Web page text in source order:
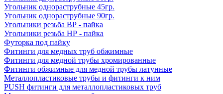
Угольник однораструбные 45гр.
Угольник однораструбные 90гр.
Угольники резьба ВР - пайка
Угольники резьба НР - пайка
Футорка под пайку
Фитинги для медных труб обжимные
Фитинги для медной трубы хромированные
Фитинги обжимные для медной трубы латунные
Металлопластиковые трубы и фитинги к ним
PUSH фитинги для металлопластиковых труб